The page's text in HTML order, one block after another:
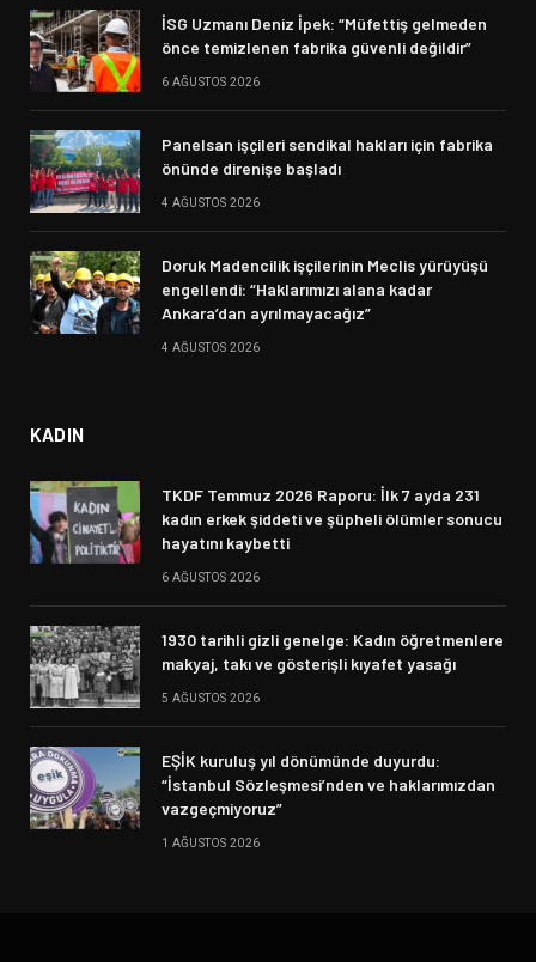
İSG Uzmanı Deniz İpek: “Müfettiş gelmeden
önce temizlenen fabrika güvenli değildir”
6 AĞUSTOS 2026
Panelsan işçileri sendikal hakları için fabrika
önünde direnişe başladı
4 AĞUSTOS 2026
Doruk Madencilik işçilerinin Meclis yürüyüşü
engellendi: “Haklarımızı alana kadar
Ankara’dan ayrılmayacağız”
4 AĞUSTOS 2026
KADIN
TKDF Temmuz 2026 Raporu: İlk 7 ayda 231
kadın erkek şiddeti ve şüpheli ölümler sonucu
hayatını kaybetti
6 AĞUSTOS 2026
1930 tarihli gizli genelge: Kadın öğretmenlere
makyaj, takı ve gösterişli kıyafet yasağı
5 AĞUSTOS 2026
EŞİK kuruluş yıl dönümünde duyurdu:
“İstanbul Sözleşmesi’nden ve haklarımızdan
vazgeçmiyoruz”
1 AĞUSTOS 2026